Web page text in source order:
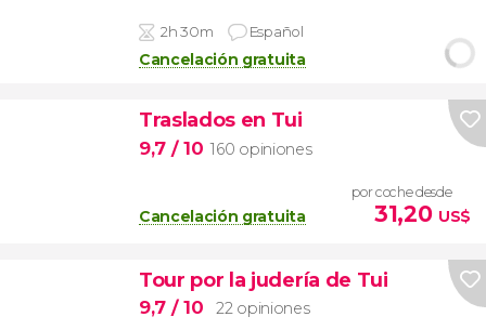
2h 30m Español
Cancelación gratuita
Traslados en Tui
9,7 / 10 160 opiniones
Cancelación gratuita
por coche desde
31,20 US$
Tour por la judería de Tui
9,7 / 10 22 opiniones